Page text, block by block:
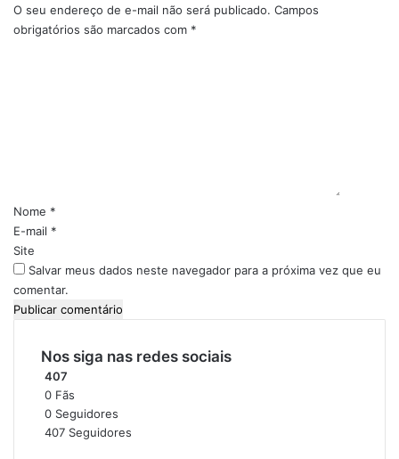
d
e
b
a
a
e
m
n
t
a
r
é
a
O seu endereço de e-mail não será publicado. Campos
obrigatórios são marcados com *
i
o
*
Nome *
E-mail *
Site
Salvar meus dados neste navegador para a próxima vez que eu
comentar.
Nos siga nas redes sociais
407
0 Fãs
0 Seguidores
407 Seguidores